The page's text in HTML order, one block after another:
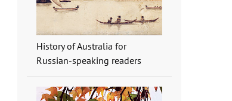
History of Australia for
Russian-speaking readers